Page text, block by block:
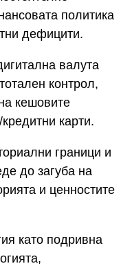
политика
дефицити.
валута
контрол,
кешовите
карти.
граници и
до загуба на
и ценностите
като подривна